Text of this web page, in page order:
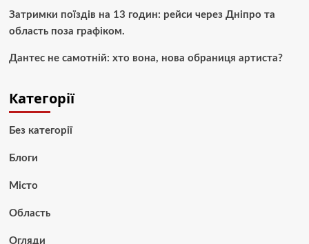
Затримки поїздів на 13 годин: рейси через Дніпро та
область поза графіком.
Дантес не самотній: хто вона, нова обраниця артиста?
Категорії
Без категорії
Блоги
Місто
Область
Огляди